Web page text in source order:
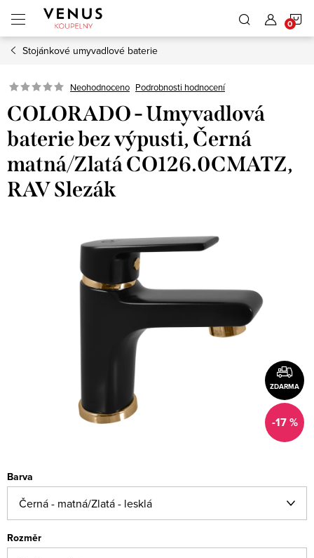
obsah
Stojánkové umyvadlové baterie
Neohodnoceno Podrobnosti hodnocení
COLORADO - Umyvadlová
baterie bez výpusti, Černá
matná/Zlatá CO126.0CMATZ,
RAV Slezák
ZDARMA
-17 %
Barva
Rozměr